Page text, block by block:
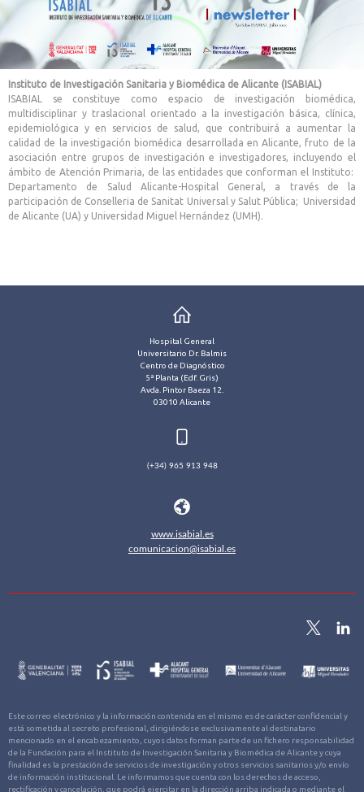
Instituto de Investigación Sanitaria y Biomédica de Alicante (ISABIAL)
ISABIAL se constituye como espacio de investigación biomédica,
multidisciplinar y traslacional orientado a la investigación básica, clínica,
epidemiológica y en servicios de salud, que contribuirá a aumentar la
calidad de la investigación biomédica desarrollada en Alicante, fruto de la
asociación entre grupos de investigación e investigadores, incluyendo el
ámbito de Atención Primaria, de las entidades que conforman el Instituto:
Departamento de Salud Alicante-Hospital General, a través de la
participación de Conselleria de Sanitat Universal y Salut Pública; Universidad
de Alicante (UA) y Universidad Miguel Hernández (UMH).
Hospital General
Universitario Dr. Balmis
Centro de Diagnóstico
5ª Planta (Edf. Gris)
Avda. Pintor Baeza 12.
03010 Alicante
(+34) 965 913 948
www.isabial.es
comunicacion@isabial.es
Este correo electrónico y la información contenida en el mismo es de carácter confidencial y
está sometida al secreto profesional, dirigiéndose exclusivamente al destinatario
mencionado en el encabezamiento, cuyos datos forman parte de un fichero responsabilidad
de la Fundación para el Instituto de Investigación Sanitaria y Biomédica de Alicante y cuya
finalidad es la prestación de servicios de investigación y otros servicios sanitarios y/o envío
de información institucional. Le informamos que cuenta con los derechos de acceso,
rectificación y cancelación, que podrá ejercitar en la dirección arriba indicada o mediante el